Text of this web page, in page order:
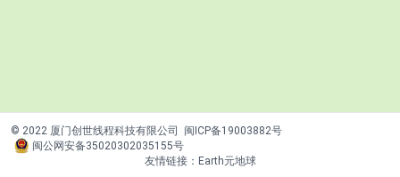
© 2022 厦门创世线程科技有限公司
闽ICP备19003882号
闽公网安备35020302035155号
友情链接： Earth元地球